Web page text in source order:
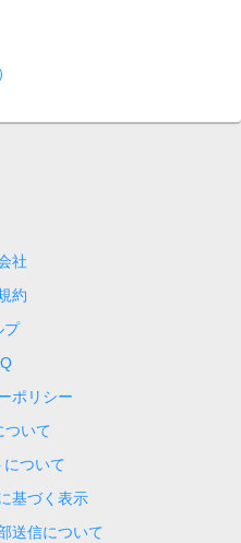
社
約
プ
ポリシー
ついて
について
基づく表示
送信について